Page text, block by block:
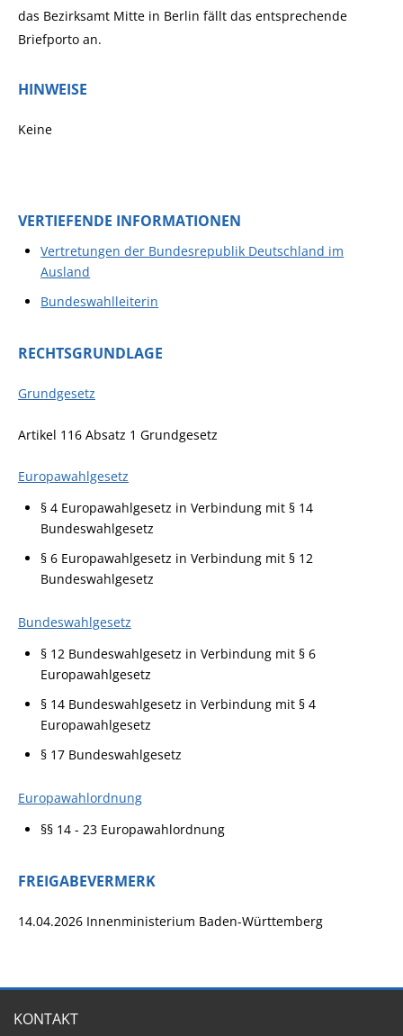
das Bezirksamt Mitte in Berlin fällt das entsprechende
Briefporto an.
HINWEISE
Keine
VERTIEFENDE INFORMATIONEN
Vertretungen der Bundesrepublik Deutschland im
Ausland
Bundeswahlleiterin
RECHTSGRUNDLAGE
Grundgesetz
Artikel 116 Absatz 1 Grundgesetz
Europawahlgesetz
§ 4 Europawahlgesetz in Verbindung mit § 14
Bundeswahlgesetz
§ 6 Europawahlgesetz in Verbindung mit § 12
Bundeswahlgesetz
Bundeswahlgesetz
§ 12 Bundeswahlgesetz in Verbindung mit § 6
Europawahlgesetz
§ 14 Bundeswahlgesetz in Verbindung mit § 4
Europawahlgesetz
§ 17 Bundeswahlgesetz
Europawahlordnung
§§ 14 - 23 Europawahlordnung
FREIGABEVERMERK
14.04.2026 Innenministerium Baden-Württemberg
KONTAKT